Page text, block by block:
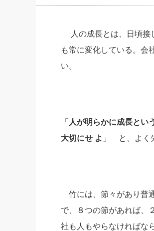
継続経営 百話百行(85)
野田久美子 香港ビジネス
最高の自分
人の成長とは、日頃接
も常に変化している。会
い。
「 人が明らかに成長とい
大切にせ よ 」 と、よく
竹には、節々があり普
で、８つの節があれば、
社も人もやらなければな